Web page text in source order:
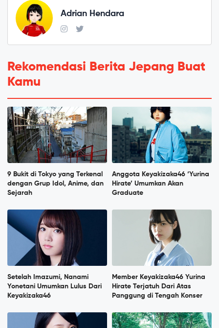
Adrian Hendara
Rekomendasi Berita Jepang Buat
Kamu
9 Bukit di Tokyo yang Terkenal
dengan Grup Idol, Anime, dan
Sejarah
Anggota Keyakizaka46 ‘Yurina
Hirate’ Umumkan Akan
Graduate
Setelah Imazumi, Nanami
Yonetani Umumkan Lulus Dari
Keyakizaka46
Member Keyakizaka46 Yurina
Hirate Terjatuh Dari Atas
Panggung di Tengah Konser